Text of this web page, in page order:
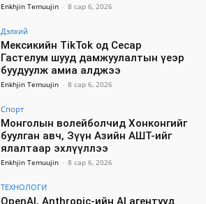
Enkhjin Temuujin - 8 сар 6, 2026
Дэлхий
Мексикийн TikTok од Сесар
Гастелум шууд дамжуулалтын үеэр
буудуулж амиа алджээ
Enkhjin Temuujin - 8 сар 6, 2026
Спорт
Монголын волейболчид Хонконгийг
буулган авч, Зүүн Азийн АШТ-ийг
ялалтаар эхлүүллээ
Enkhjin Temuujin - 8 сар 6, 2026
ТЕХНОЛОГИ
OpenAI, Anthropic-ийн AI агентууд